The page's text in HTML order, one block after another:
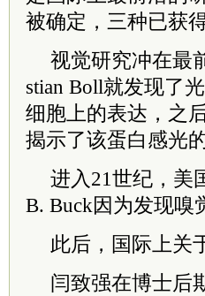
被确定，三种已获
视觉研究冲在最
stian Boll就发现了
细胞上的表达，之
揭示了该蛋白感光
进入21世纪，美
B. Buck因为发现嗅
此后，国际上关
闫致强在博士后